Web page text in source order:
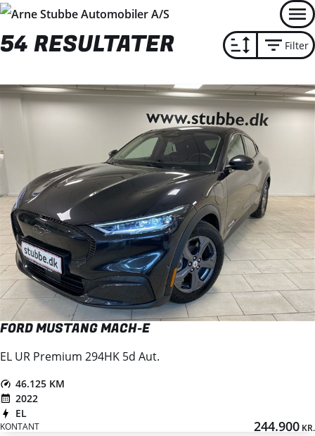
54 RESULTATER Filter
FORD MUSTANG MACH-E
EL UR Premium 294HK 5d Aut.
46.125 KM
2022
EL
KONTANT 244.900 KR.